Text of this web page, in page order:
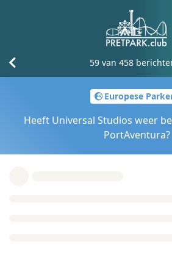
Europese
Heeft Universal Studios weer
PortAventura?
59 van 458